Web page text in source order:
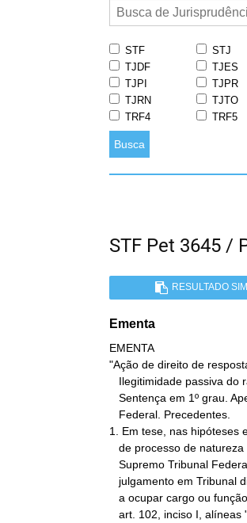
STF STJ
TJDF
TJES
TJPI
TJPR
TJRN
TJTO
TRF4
TRF5
Busca
STF Pet 3645 /
RESULTADO
Ementa
EMENTA
"Ação de direito de
1. Em tese, nas hipóteses